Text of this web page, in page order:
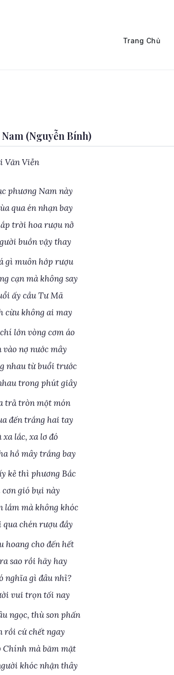
Trang Chủ
(Nguyễn Bính)
Văn Viễn
phương Nam này
qua én nhạn bay
trời hoa rượu nở
buồn vậy thay
gì muôn hớp rượu
cạn mà không say
ấy cầu Tư Mã
cừu không ai may
lớn vòng cơm áo
nợ nước mây
nhau từ buổi trước
trong phút giây
trả tròn một món
đến trắng hai tay
xa lắc, xa lơ đó
hồ mây trắng bay
kẻ thì phương Bắc
gió bụi này
lắm mà không khóc
chén rượu đầy
hoang cho đến hết
sao rồi hãy hay
nghĩa gì đâu nhỉ?
vui trọn tối nay
ngọc, thù son phấn
rồi cứ chết ngay
mà băm mặt
khóc nhận thây